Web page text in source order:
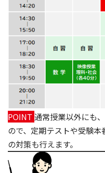
POINT 通常授業以外にも
ので、定期テストや受験
の対策も行えます。